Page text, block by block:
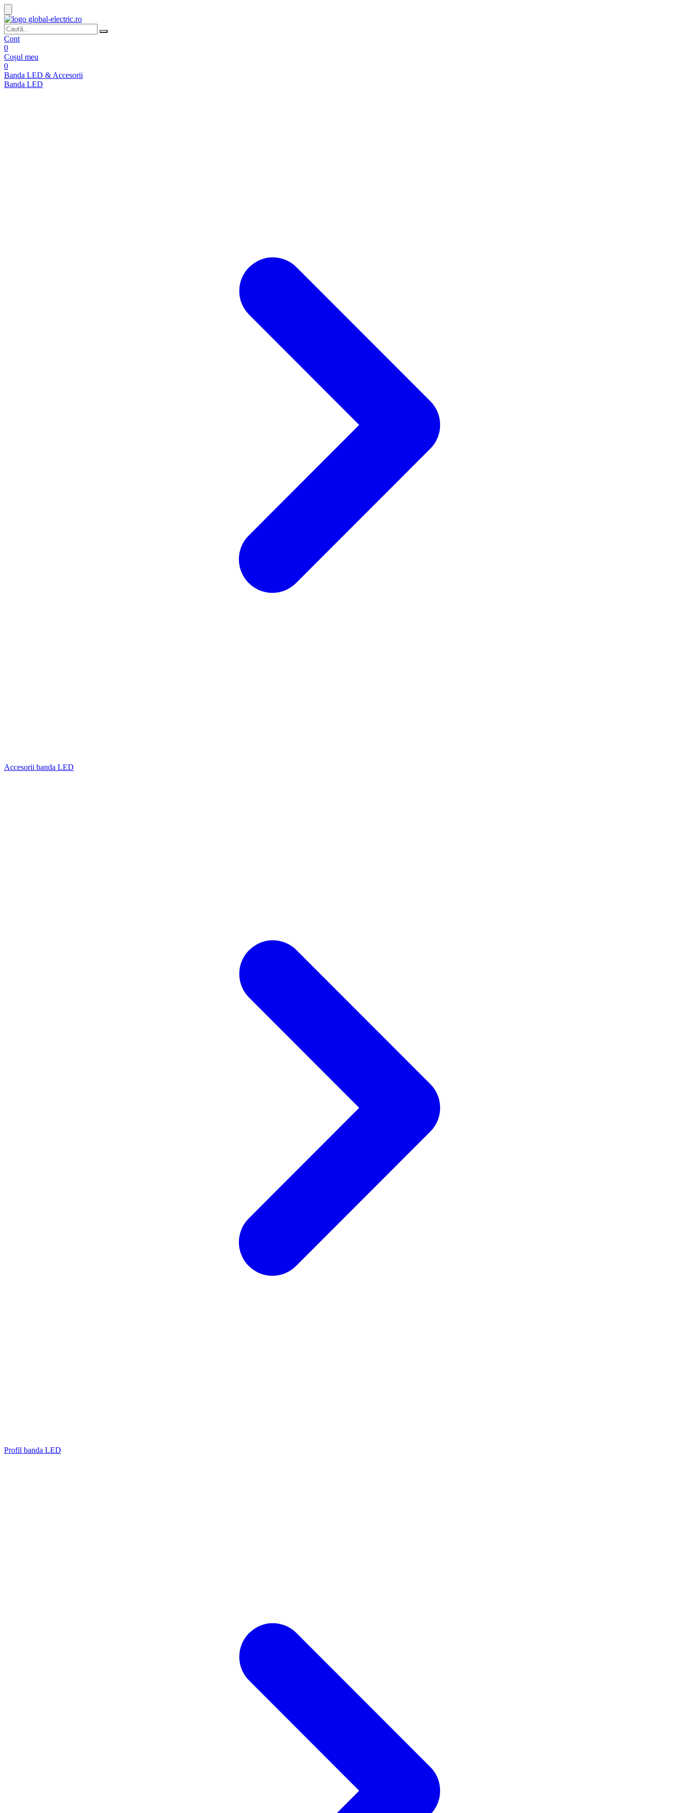
Cont
0
Coșul meu
0
Banda LED & Accesorii
Banda LED
Accesorii banda LED
Profil banda LED